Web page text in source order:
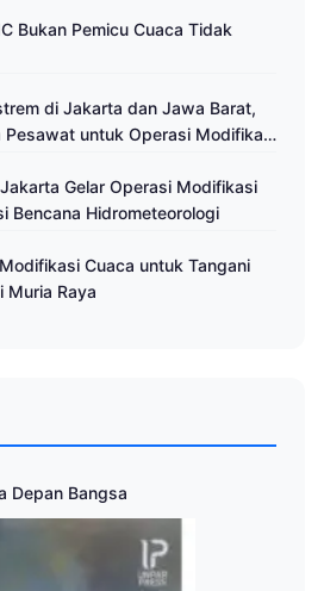
Bukan Pemicu Cuaca Tidak
di Jakarta dan Jawa Barat,
Pesawat untuk Operasi Modifikasi
Gelar Operasi Modifikasi
Bencana Hidrometeorologi
Cuaca untuk Tangani
Muria Raya
Depan Bangsa